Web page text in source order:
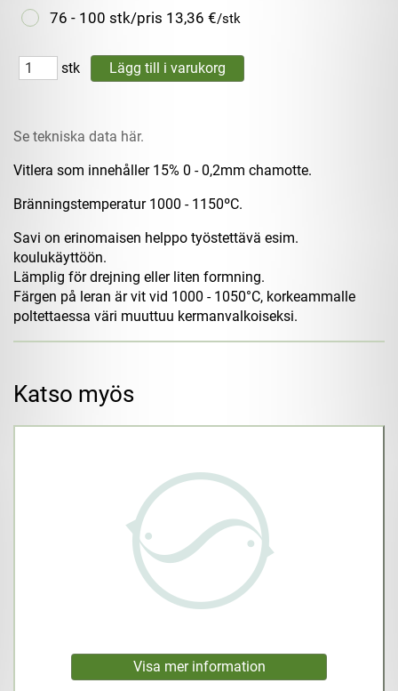
76 - 100 stk/pris 13,36 €/stk
stk
Se tekniska data här.
Vitlera som innehåller 15% 0 - 0,2mm chamotte.
Bränningstemperatur 1000 - 1150ºC.
Savi on erinomaisen helppo työstettävä esim.
koulukäyttöön.
Lämplig för drejning eller liten formning.
Färgen på leran är vit vid 1000 - 1050°C, korkeammalle
poltettaessa väri muuttuu kermanvalkoiseksi.
Katso myös